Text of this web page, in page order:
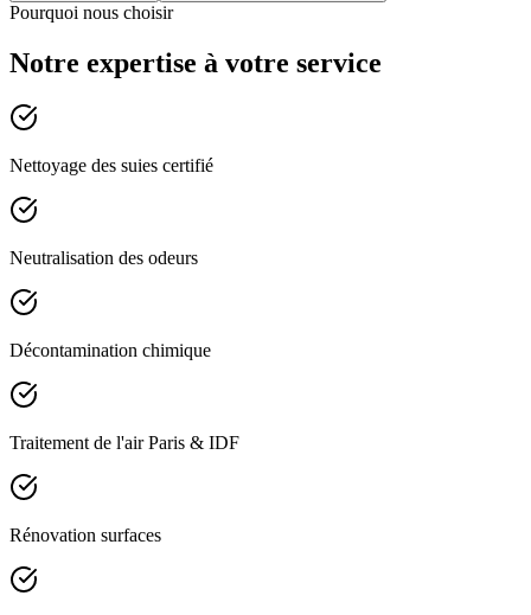
Pourquoi nous choisir
Notre expertise à votre service
Nettoyage des suies certifié
Neutralisation des odeurs
Décontamination chimique
Traitement de l'air Paris & IDF
Rénovation surfaces